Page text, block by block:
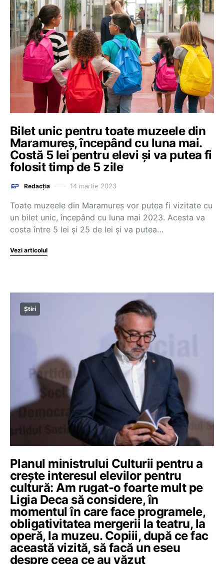
Bilet unic pentru toate muzeele din
Maramureș, începând cu luna mai.
Costă 5 lei pentru elevi și va putea fi
folosit timp de 5 zile
Redacția 14 martie 2023
Toate muzeele din Maramureș vor putea fi vizitate cu
un bilet unic, începând cu luna mai 2023. Acesta va
costa între 5 lei și 25 de lei și va putea…
Vezi articolul
Știri
Planul ministrului Culturii pentru a
crește interesul elevilor pentru
cultură: Am rugat-o foarte mult pe
Ligia Deca să considere, în
momentul în care face programele,
obligativitatea mergerii la teatru, la
operă, la muzeu. Copiii, după ce fac
această vizită, să facă un eseu
despre ceea ce au văzut